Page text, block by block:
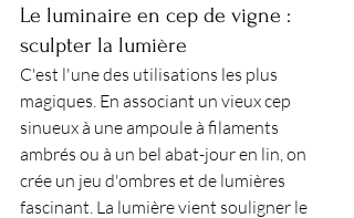
Le luminaire en cep de vigne :
sculpter la lumière
C'est l'une des utilisations les plus
magiques. En associant un vieux cep
sinueux à une ampoule à filaments
ambrés ou à un bel abat-jour en lin, on
crée un jeu d'ombres et de lumières
fascinant. La lumière vient souligner le